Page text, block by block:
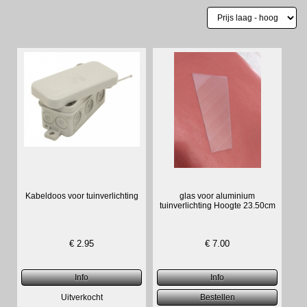
Kabeldoos voor tuinverlichting
€ 2.95
glas voor aluminium
tuinverlichting Hoogte 23.50cm
€7.00